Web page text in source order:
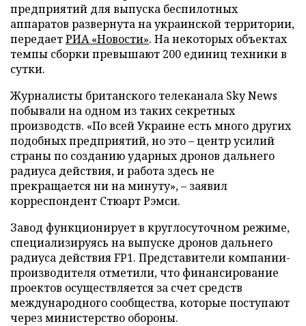
предприятий для выпуска беспилотных
аппаратов развернута на украинской территории,
передаетРИА «Новости». На некоторых объектах
темпы сборки превышают 200 единиц техники в
сутки.
Журналисты британского телеканала Sky News
побывали на одном из таких секретных
производств. «По всей Украине есть много других
подобных предприятий, но это – центр усилий
страны по созданию ударных дронов дальнего
радиуса действия, и работа здесь не
прекращается ни на минуту», – заявил
корреспондент Стюарт Рэмси.
Завод функционирует в круглосуточном режиме,
специализируясь на выпуске дронов дальнего
радиуса действия FP1. Представители компании-
производителя отметили, что финансирование
проектов осуществляется за счет средств
международного сообщества, которые поступают
через министерство обороны.